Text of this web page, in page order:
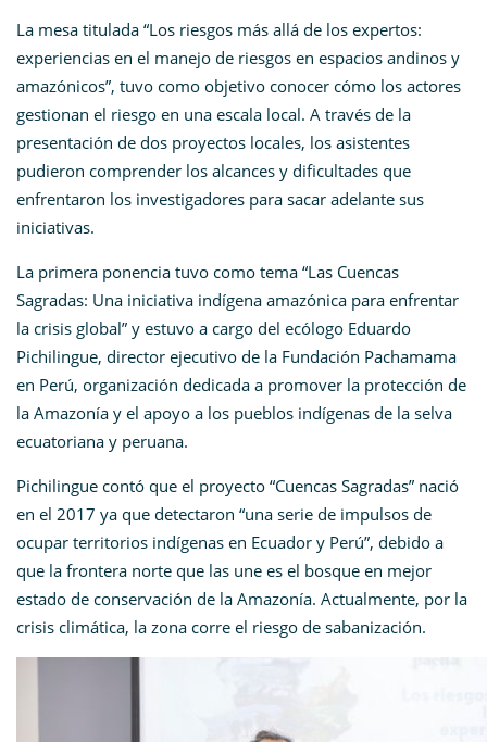
La mesa titulada “Los riesgos más allá de los expertos:
experiencias en el manejo de riesgos en espacios andinos y
amazónicos”, tuvo como objetivo conocer cómo los actores
gestionan el riesgo en una escala local. A través de la
presentación de dos proyectos locales, los asistentes
pudieron comprender los alcances y dificultades que
enfrentaron los investigadores para sacar adelante sus
iniciativas.
La primera ponencia tuvo como tema “Las Cuencas
Sagradas: Una iniciativa indígena amazónica para enfrentar
la crisis global” y estuvo a cargo del ecólogo Eduardo
Pichilingue, director ejecutivo de la Fundación Pachamama
en Perú, organización dedicada a promover la protección de
la Amazonía y el apoyo a los pueblos indígenas de la selva
ecuatoriana y peruana.
Pichilingue contó que el proyecto “Cuencas Sagradas” nació
en el 2017 ya que detectaron “una serie de impulsos de
ocupar territorios indígenas en Ecuador y Perú”, debido a
que la frontera norte que las une es el bosque en mejor
estado de conservación de la Amazonía. Actualmente, por la
crisis climática, la zona corre el riesgo de sabanización.